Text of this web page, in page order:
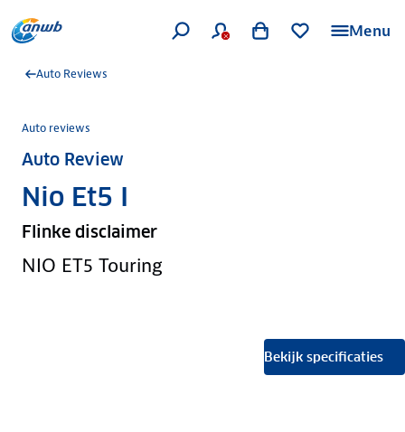
Menu
Auto Reviews
Auto reviews
Auto Review
Nio Et5 I
Flinke disclaimer
NIO ET5 Touring
Bekijk specificaties